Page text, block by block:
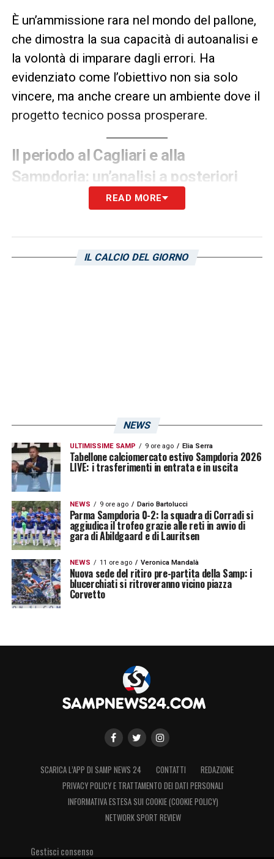
È un’ammissione rara nel mondo del pallone,
che dimostra la sua capacità di autoanalisi e
la volontà di imparare dagli errori. Ha
evidenziato come l’obiettivo non sia solo
vincere, ma anche creare un ambiente dove il
progetto tecnico possa prosperare.
Il periodo al Cagliari e alla
Sampdoria: un’analisi a posteriori
Le esperienze con ilCagliari
panchina degli isolani, il suo mandato fu
breve e caratterizzato da una lunga serie di
tono di una recriminazione, ma piuttosto
quello di un’analisi lucida e a posteriori,
riconoscendo le difficoltà di quell’epoca. Le
sueparole
«Ho vissuto gioie e dolori che mi hanno fatto
maturare. Ora sono un uomo diverso, ancor
prima dell’allenatore»
LA PLAYLIST DELLE NOSTRE TOP NEWS
READ MORE
IL CALCIO DEL GIORNO
NEWS
ULTIMISSIME SAMP 9 ore ago Elia Serra
Tabellone calciomercato estivo Sampdoria 2026
LIVE: i trasferimenti in entrata e in uscita
NEWS 9 ore ago Dario Bartolucci
Parma Sampdoria 0-2: la squadra di Corradi si
aggiudica il trofeo grazie alle reti in avvio di
gara di Abildgaard e di Lauritsen
NEWS 11 ore ago Veronica Mandalà
Nuova sede del ritiro pre-partita della Samp: i
blucerchiati si ritroveranno vicino piazza
Corvetto
SCARICA L’APP DI SAMP NEWS 24 CONTATTI
REDAZIONE
PRIVACY POLICY E TRATTAMENTO DEI DATI PERSONALI
INFORMATIVA ESTESA SUI COOKIE (COOKIE POLICY)
NETWORK SPORT REVIEW
Gestisci consenso